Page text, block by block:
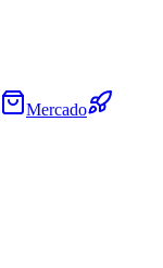
Mercado